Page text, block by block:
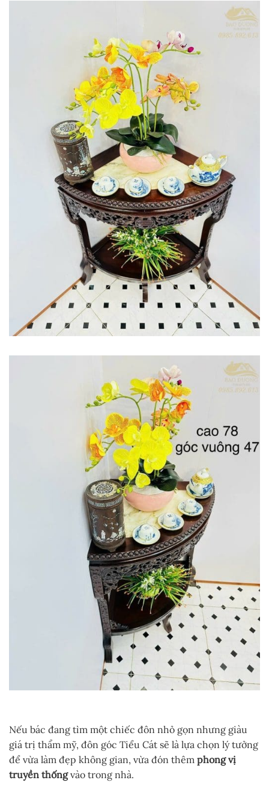
Nếu bác đang tìm một chiếc đôn nhỏ gọn nhưng giàu
giá trị thẩm mỹ, đôn góc Tiểu Cát sẽ là lựa chọn lý tưởng
để vừa làm đẹp không gian, vừa đón thêm phong vị
truyền thốngvào trong nhà.